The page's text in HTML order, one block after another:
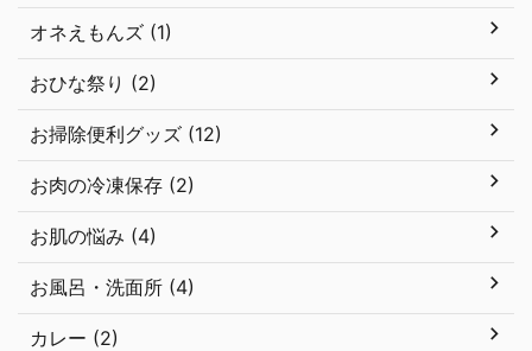
オネえもんズ (1)
おひな祭り (2)
お掃除便利グッズ (12)
お肉の冷凍保存 (2)
お肌の悩み (4)
お風呂・洗面所 (4)
カレー (2)